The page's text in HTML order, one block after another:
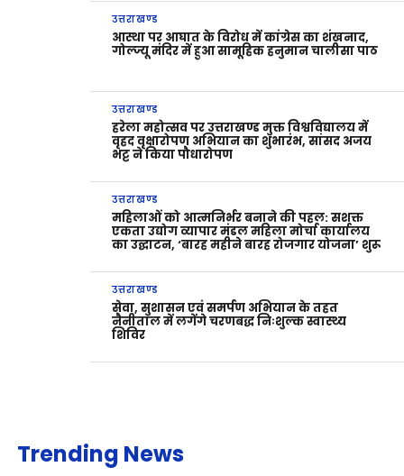
उत्तराखण्ड
आस्था पर आघात के विरोध में कांग्रेस का शंखनाद,
गोल्ज्यू मंदिर में हुआ सामूहिक हनुमान चालीसा पाठ
उत्तराखण्ड
हरेला महोत्सव पर उत्तराखण्ड मुक्त विश्वविद्यालय में
वृहद वृक्षारोपण अभियान का शुभारंभ, सांसद अजय
भट्ट ने किया पौधारोपण
उत्तराखण्ड
महिलाओं को आत्मनिर्भर बनाने की पहल: सशक्त
एकता उद्योग व्यापार मंडल महिला मोर्चा कार्यालय
का उद्घाटन, ‘बारह महीने बारह रोजगार योजना’ शुरू
उत्तराखण्ड
सेवा, सुशासन एवं समर्पण अभियान के तहत
नैनीताल में लगेंगे चरणबद्ध निःशुल्क स्वास्थ्य
शिविर
Trending News